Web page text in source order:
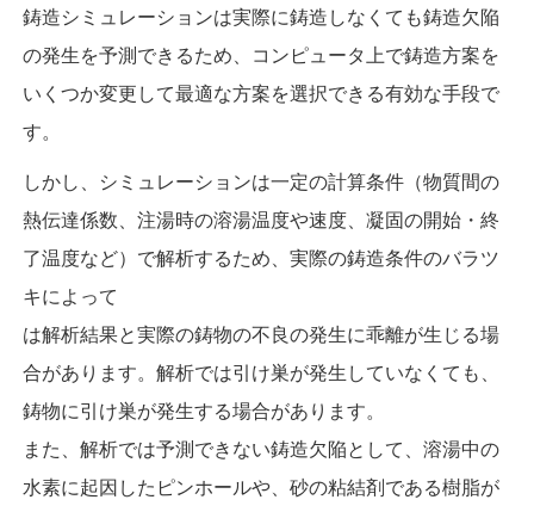
鋳造シミュレーションは実際に鋳造しなくても鋳造欠陥
の発生を予測できるため、コンピュータ上で鋳造方案を
いくつか変更して最適な方案を選択できる有効な手段で
す。
しかし、シミュレーションは一定の計算条件（物質間の
熱伝達係数、注湯時の溶湯温度や速度、凝固の開始・終
了温度など）で解析するため、実際の鋳造条件のバラツ
キによって
は解析結果と実際の鋳物の不良の発生に乖離が生じる場
合があります。解析では引け巣が発生していなくても、
鋳物に引け巣が発生する場合があります。
また、解析では予測できない鋳造欠陥として、溶湯中の
水素に起因したピンホールや、砂の粘結剤である樹脂が